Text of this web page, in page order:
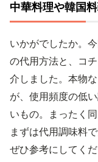
中華料理や韓国
いかがでしたか。
の代用方法と、コ
介しました。本物
が、使用頻度の低
いもの。まったく
まずは代用調味料
ぜひ参考にしてくだ